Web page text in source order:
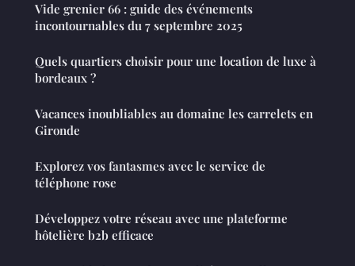
Vide grenier 66 : guide des événements
incontournables du 7 septembre 2025
Quels quartiers choisir pour une location de luxe à
bordeaux ?
Vacances inoubliables au domaine les carrelets en
Gironde
Explorez vos fantasmes avec le service de
téléphone rose
Développez votre réseau avec une plateforme
hôtelière b2b efficace